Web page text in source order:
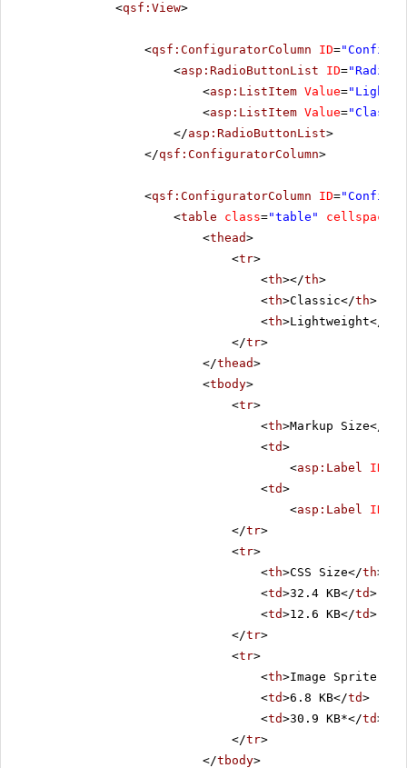
<qsf:View>
<qsf:ConfiguratorColumn ID=
<asp:RadioButtonList ID=
<asp:ListItem Value=
<asp:ListItem Value=
</asp:RadioButtonList>
</qsf:ConfiguratorColumn>
<qsf:ConfiguratorColumn ID=
<table class="table" cellspacing
<thead>
<tr>
<th></th>
<th>Classic</th>
<th>Lightweight</
</tr>
</thead>
<tbody>
<tr>
<th>Markup Size</
<td>
<asp:Label ID
<td>
<asp:Label ID
</tr>
<tr>
<th>CSS Size</th>
<td>32.4 KB</td>
<td>12.6 KB</td>
</tr>
<tr>
<th>Image Sprite
<td>6.8 KB</td>
<td>30.9 KB*</td>
</tr>
</tbody>